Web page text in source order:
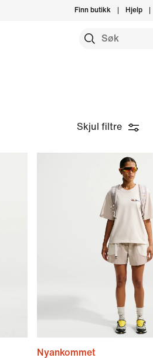
Finn butikk Hjelp
Skjul filtre
Nyankommet